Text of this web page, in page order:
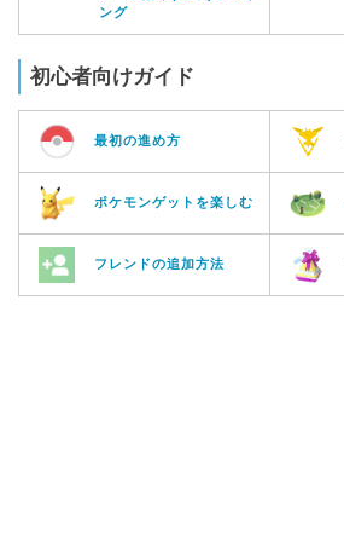
ング
初心者向けガイド
最初の進め方
ポケモンゲットを楽しむ
フレンドの追加方法